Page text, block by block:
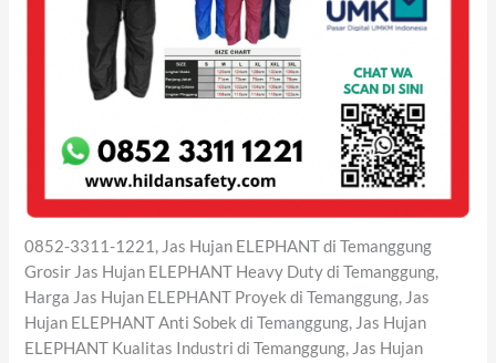
0852-3311-1221, Jas Hujan ELEPHANT di Temanggung
Grosir Jas Hujan ELEPHANT Heavy Duty di Temanggung,
Harga Jas Hujan ELEPHANT Proyek di Temanggung, Jas
Hujan ELEPHANT Anti Sobek di Temanggung, Jas Hujan
ELEPHANT Kualitas Industri di Temanggung, Jas Hujan